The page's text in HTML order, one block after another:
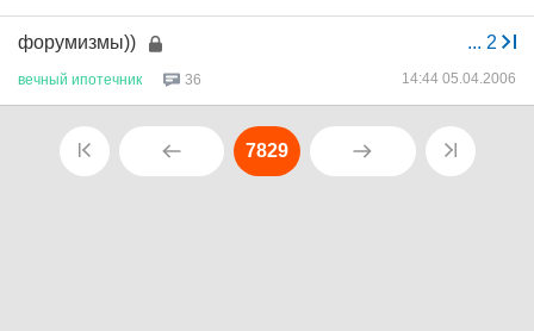
... 2
форумизмы))
вечный ипотечник 36 14:44 05.04.2006
7829